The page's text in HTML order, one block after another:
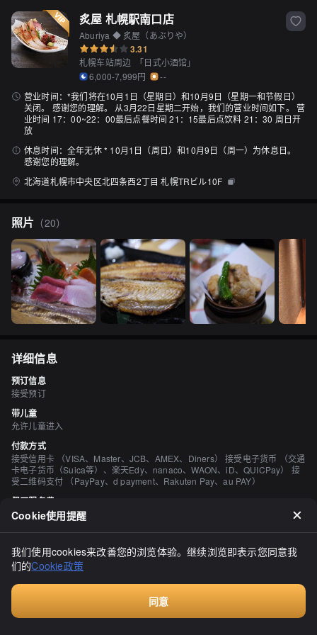
炙屋 札幌駅南口店
Aburiya ◆ 炙屋（あぶりや）
3.31
札幌车站周边 「日式小酒馆」
6,000-7,999円
--
营业时间： *我们将在10月1日（星期日）和10月9日（星期一和节假日）
关闭。 感谢您的理解。 从3月22日星期二开始，我们的营业时间如下。 营
业时间 17：00~22：00最后点餐时间 21：15最后点饮料 21：30 周日开
放
休息时间： 全年无休 * 10月1日（周日）和10月9日（周一）为休息日。
感谢您的理解。
北海道札幌市中央区北四条西2丁目 札幌TRビル10F
照片 （20）
详细信息
预订信息
接受预订
带儿童
允许儿童进入
付款方式
接受信用卡 （VISA、Master、JCB、AMEX、Diners） 接受电子货币 （交通
卡电子货币（Suica等）、楽天Edy、nanaco、WAON、iD、QUICPay） 接
受二维码支付 （PayPay、d payment、Rakuten Pay、au PAY）
餐厅服务费
门票605日元（含税）
座位数
136 座位
有 （2人、4人、6人、8人、10~20人、20~30人）
吸烟与禁烟
Cookie使用提醒
我们使用cookies来改善您的浏览体验。继续浏览即表示您同意我
们的Cookie政策
同意